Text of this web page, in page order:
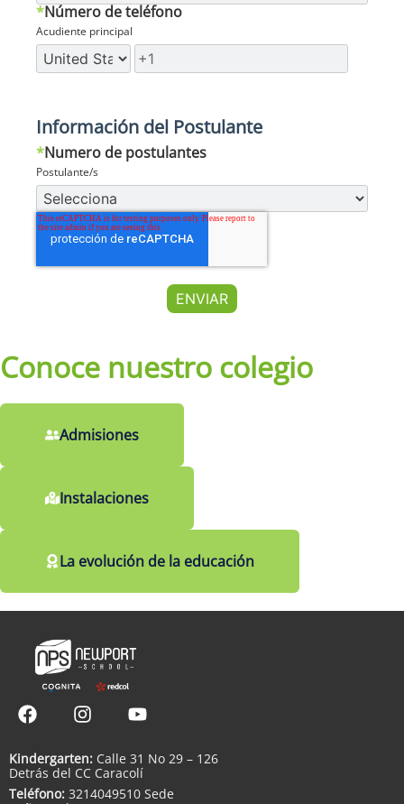
Número de teléfono
*
Acudiente principal
Información del Postulante
Numero de postulantes
*
Postulante/s
Conoce nuestro colegio
Admisiones
Instalaciones
La evolución de la educación
Kindergarten: Calle 31 No 29 – 126
Detrás del CC Caracolí
Teléfono: 3214049510 Sede